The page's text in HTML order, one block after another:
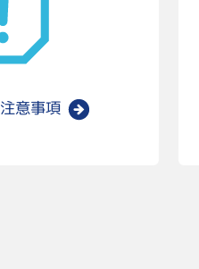
注意事項